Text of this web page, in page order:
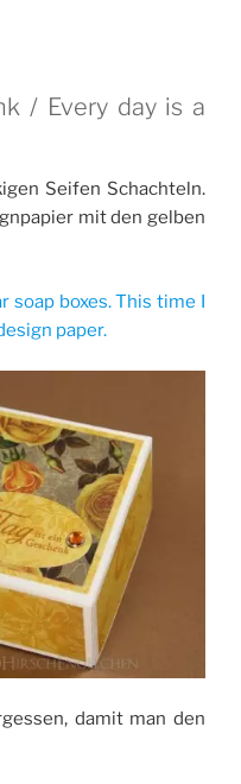
/ Every day is a
Seifen Schachteln.
mit den gelben
soap boxes. This time I
paper.
damit man den